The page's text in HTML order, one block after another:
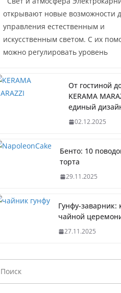
открывают новые возможности
управления естественным и
искусственным светом. С их
можно регулировать уровень
От гостиной
KERAMA
единый
02.12.2025
Бенто: 10
торта
29.11.2025
Гунфу-заварник:
чайной
27.11.2025